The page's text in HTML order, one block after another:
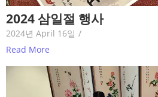
2024 삼일절 행사
2024년 April 16일 /
Read More